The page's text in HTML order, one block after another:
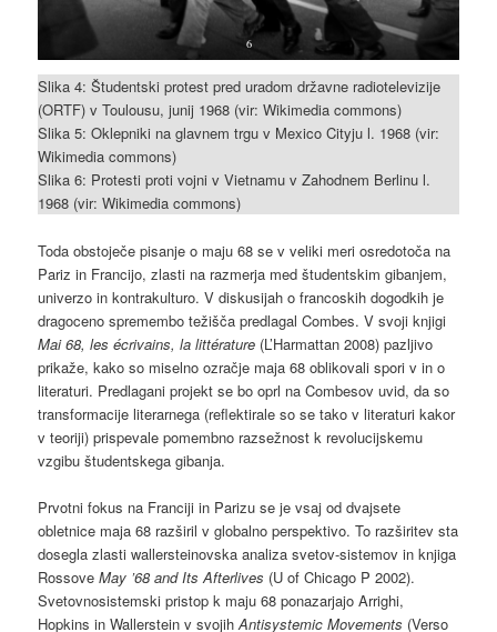
6
Slika 4: Študentski protest pred uradom državne radiotelevizije
(ORTF) v Toulousu, junij 1968 (vir: Wikimedia commons)
Slika 5: Oklepniki na glavnem trgu v Mexico Cityju l. 1968 (vir:
Wikimedia commons)
Slika 6: Protesti proti vojni v Vietnamu v Zahodnem Berlinu l.
1968 (vir: Wikimedia commons)
Toda obstoječe pisanje o maju 68 se v veliki meri osredotoča na
Pariz in Francijo, zlasti na razmerja med študentskim gibanjem,
univerzo in kontrakulturo. V diskusijah o francoskih dogodkih je
dragoceno spremembo težišča predlagal Combes. V svoji knjigi
Mai 68, les écrivains, la littérature (L’Harmattan 2008) pazljivo
prikaže, kako so miselno ozračje maja 68 oblikovali spori v in o
literaturi. Predlagani projekt se bo oprl na Combesov uvid, da so
transformacije literarnega (reflektirale so se tako v literaturi kakor
v teoriji) prispevale pomembno razsežnost k revolucijskemu
vzgibu študentskega gibanja.
Prvotni fokus na Franciji in Parizu se je vsaj od dvajsete
obletnice maja 68 razširil v globalno perspektivo. To razširitev sta
dosegla zlasti wallersteinovska analiza svetov-sistemov in knjiga
RossoveMay ’68 and Its Afterlives (U of Chicago P 2002).
Svetovnosistemski pristop k maju 68 ponazarjajo Arrighi,
Hopkins in Wallerstein v svojihAntisystemic Movements (Verso